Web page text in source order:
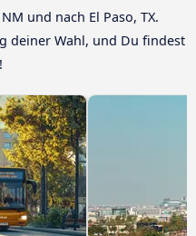
und nach El Paso, TX.
deiner Wahl, und Du findest